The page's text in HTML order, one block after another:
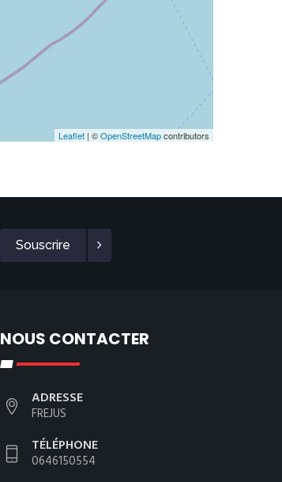
Leaflet | ©OpenStreetMapcontributors
Souscrire
NOUS CONTACTER
ADRESSE
FREJUS
TÉLÉPHONE
0646150554